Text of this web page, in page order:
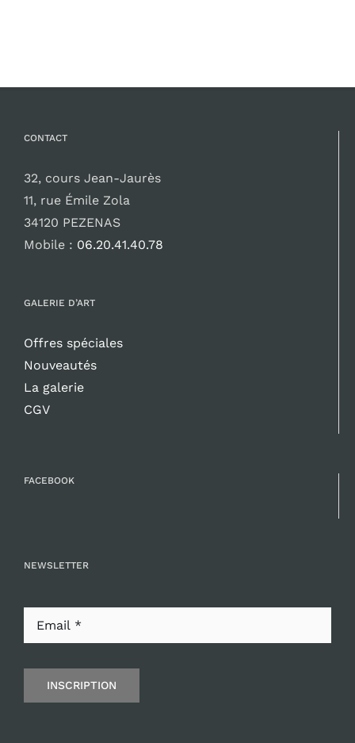
CONTACT
32, cours Jean-Jaurès
11, rue Émile Zola
34120 PEZENAS
Mobile : 06.20.41.40.78
GALERIE D’ART
Offres spéciales
Nouveautés
La galerie
CGV
FACEBOOK
NEWSLETTER
INSCRIPTION